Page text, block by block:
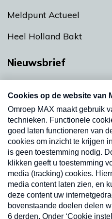
Meldpunt Actueel
Heel Holland Bakt
Nieuwsbrief
nieuwsbrief. Elke vrijdag-
uw mailbox.